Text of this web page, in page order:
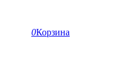
0Корзина